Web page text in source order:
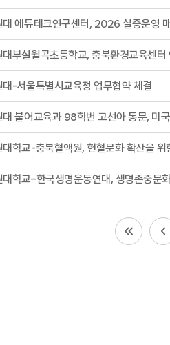
대 에듀테크연구센터, 2026 실증운영
한국교원대부설월곡초등학교
대-서울특별시교육청 업무협약 체결
대 불어교육과 98학번 고선아 동문, 미
대학교-충북혈액원, 헌혈문화 확산을
학교–한국생명운동연대, 생명존중문